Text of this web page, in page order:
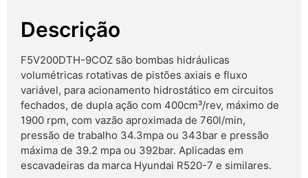
Descrição
F5V200DTH-9COZ são bombas hidráulicas
volumétricas rotativas de pistões axiais e fluxo
variável, para acionamento hidrostático em circuitos
fechados, de dupla ação com 400cm³/rev, máximo de
1900 rpm, com vazão aproximada de 760l/min,
pressão de trabalho 34.3mpa ou 343bar e pressão
máxima de 39.2 mpa ou 392bar. Aplicadas em
escavadeiras da marca Hyundai R520-7 e similares.